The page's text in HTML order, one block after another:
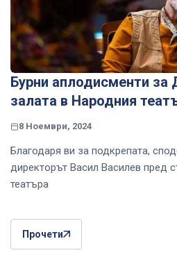
Бурни аплодисменти
залата в Народния
8 Ноември, 2024
Благодаря ви за подкрепата,
директорът Васил Василев пред
театъра
Прочети